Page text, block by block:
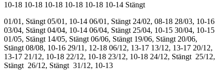
10-18 10-18 10-18 10-18 10-18 10-14 Stängt
01/01, Stängt 05/01, 10-14 06/01, Stängt 24/02, 08-18 28/03, 10-16
03/04, Stängt 04/04, 10-14 06/04, Stängt 25/04, 10-15 30/04, 10-15
01/05, Stängt 14/05, Stängt 06/06, Stängt 19/06, Stängt 20/06,
Stängt 08/08, 10-16 29/11, 12-18 06/12, 13-17 13/12, 13-17 20/12,
13-17 21/12, 10-18 22/12, 10-18 23/12, 10-18 24/12, Stängt 25/12,
Stängt 26/12, Stängt 31/12, 10-13